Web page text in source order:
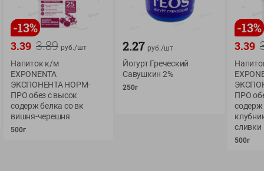
О сервисе
Оплата
Возврат товара
Оформление заказа
Приемка товара
Мой Green
История покупок
Мои товары
Обратная связь
Приложение Green c
доставкой и
-13%
3.89
3.39 руб./шт
Напиток к/м
EXPONENTA
ЭКСПОНЕНТА НОРМ-
ПРО обез с высок
содерж белка со вк
вишня-черешня
500г
2.27 руб./шт
Йогурт Греческий
Савушкин 2%
250г
-13%
3.39
ПРО
содерж
сливки
500г